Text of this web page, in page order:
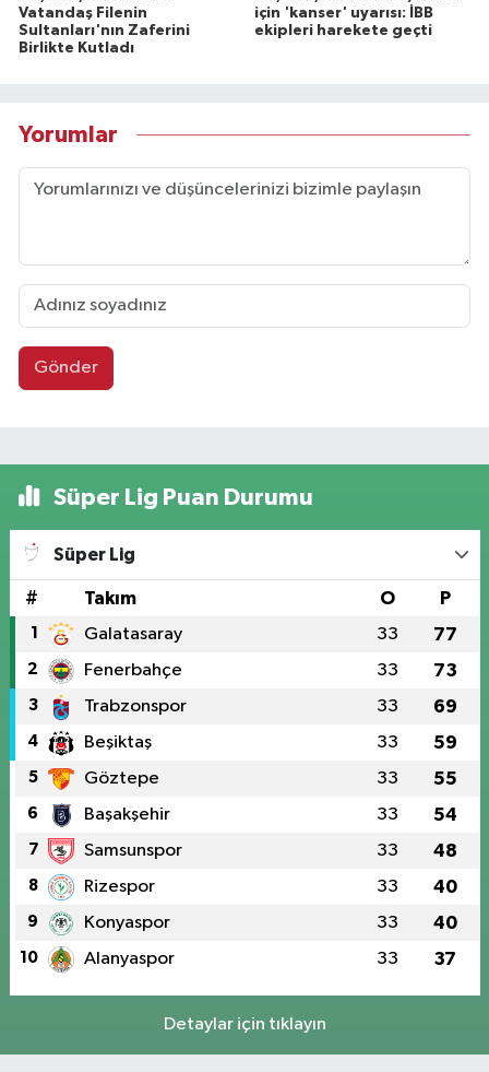
Vatandaş Filenin
Sultanları'nın Zaferini
Birlikte Kutladı
için 'kanser' uyarısı: İBB
ekipleri harekete geçti
Yorumlar
Gönder
Süper Lig Puan Durumu
Süper Lig
# Takım O P
1 Galatasaray 33 77
2 Fenerbahçe 33 73
3 Trabzonspor 33 69
4 Beşiktaş 33 59
5 Göztepe 33 55
6 Başakşehir 33 54
7 Samsunspor 33 48
8 Rizespor 33 40
9 Konyaspor 33 40
10 Alanyaspor 33 37
Detaylar için tıklayın